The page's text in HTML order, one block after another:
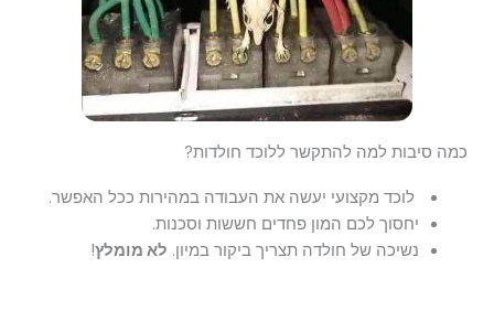
כמה סיבות למה להתקשר ללוכד חולדות?
לוכד מקצועי יעשה את העבודה במהירות ככל האפשר.
יחסוך לכם המון פחדים חששות וסכנות.
נשיכה של חולדה תצריך ביקור במיון. לא מומלץ!